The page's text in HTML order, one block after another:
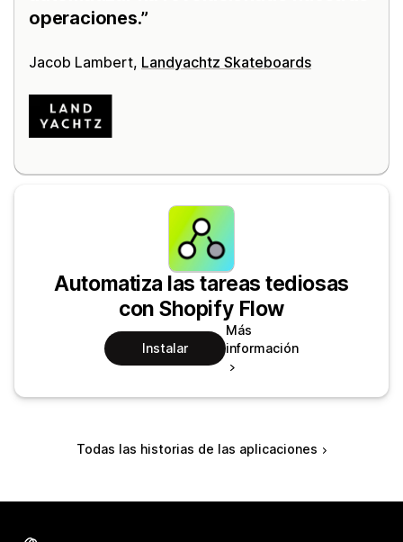
operaciones.
Jacob Lambert, Landyachtz Skateboards
Automatiza las tareas tediosas
con Shopify Flow
Instalar
Más
información
Todas las historias de las aplicaciones